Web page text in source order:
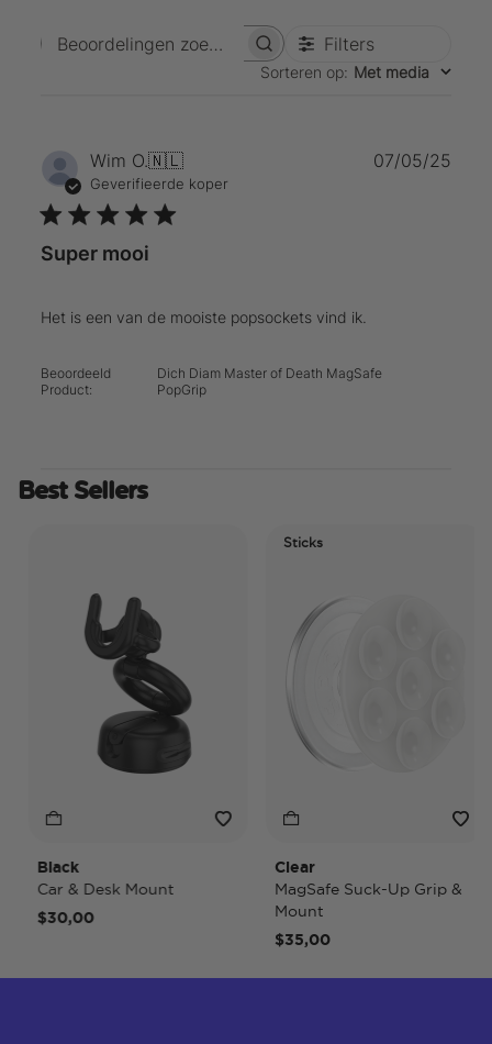
Beoordelingen zoekenFilters
Sorteren op: Met media
Wim O.🇳🇱
Geverifieerde koper
Super mooi
Het is een van de mooiste popsockets vind ik.
Beoordeeld
Product:
Dich Diam Master of Death MagSafe
PopGrip
07/05/25
Best Sellers
Black
Car & Desk Mount
$30,00
Sticks
Clear
MagSafe Suck-Up Grip &
Mount
$35,00